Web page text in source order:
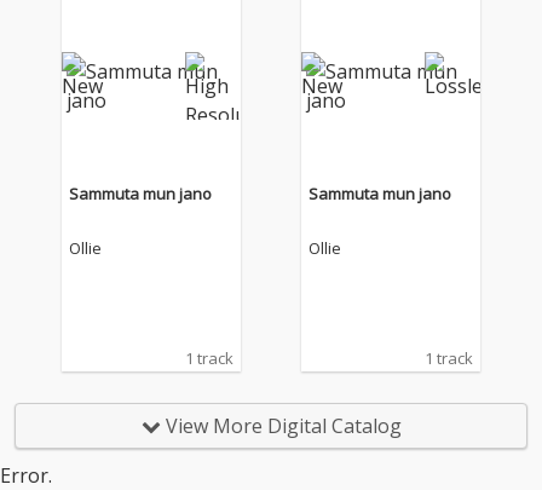
Sammuta mun jano
Ollie
1 track
Sammuta mun jano
Ollie
1 track
View More Digital Catalog
Error.